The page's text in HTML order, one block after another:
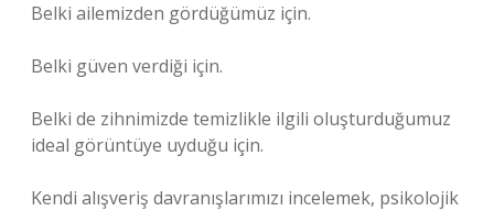
Belki ailemizden gördüğümüz için.
Belki güven verdiği için.
Belki de zihnimizde temizlikle ilgili oluşturduğumuz
ideal görüntüye uyduğu için.
Kendi alışveriş davranışlarımızı incelemek, psikolojik